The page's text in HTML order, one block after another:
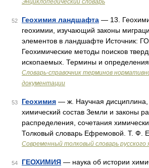
Энциклопедический словарь
52 Геохимия ландшафта — 13.
геохимии, изучающий законы
элементов в ландшафте Источник:
Геохимические методы поисков
ископаемых. Термины и
Словарь-справочник терминов
документации
53 Геохимия — ж. Научная
химический состав Земли и законы
распределения, сочетания
Толковый словарь Ефремовой. Т. Ф.
Современный толковый словарь
54 ГЕОХИМИЯ — наука об истории